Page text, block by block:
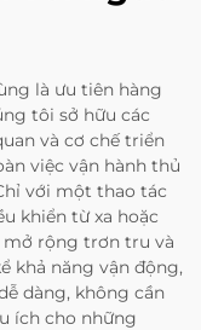
là ưu tiên hàng
tôi sở hữu các
và cơ chế triển
việc vận hành thủ
với một thao tác
khiển từ xa hoặc
rộng trơn tru và
khả năng vận động,
dàng, không cần
ích cho những